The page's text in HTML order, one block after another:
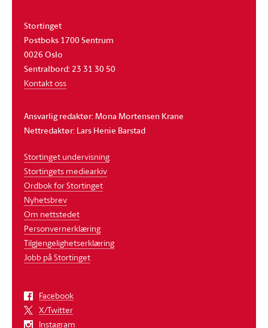
Stortinget
Postboks 1700 Sentrum
0026 Oslo
Sentralbord: 23 31 30 50
Kontakt oss
Ansvarlig redaktør: Mona Mortensen Krane
Nettredaktør: Lars Henie Barstad
Stortinget undervisning
Stortingets mediearkiv
Ordbok for Stortinget
Nyhetsbrev
Om nettstedet
Personvernerklæring
Tilgjengelighetserklæring
Jobb på Stortinget
Facebook
X/Twitter
Instagram